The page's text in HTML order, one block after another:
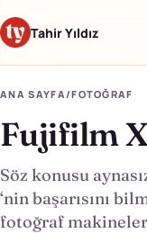
Tahir Yıldız
Ana sayfa
Blog
Hakkımda
ANA SAYFA/FOTOĞRAF
Fujifilm
Söz konusu
‘nin başarısını
fotoğraf